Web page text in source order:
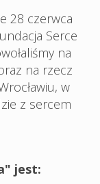
28 czerwca
Serce
na
na rzecz
w
z sercem
jest: